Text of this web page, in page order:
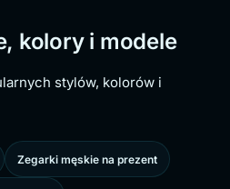
kolory i modele
stylów, kolorów i
Zegarki męskie na prezent